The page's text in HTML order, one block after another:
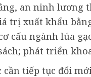
an ninh lương
trị xuất khẩu
cấu ngành lúa
phát triển
cần tiếp tục đổi